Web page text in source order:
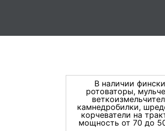
В наличии
ротоваторы,
камнедробилки,
корчеватели на
мощность от 70 до